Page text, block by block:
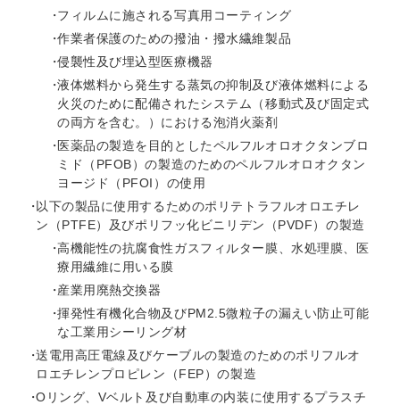
フィルムに施される写真用コーティング
作業者保護のための撥油・撥水繊維製品
侵襲性及び埋込型医療機器
液体燃料から発生する蒸気の抑制及び液体燃料による
火災のために配備されたシステム（移動式及び固定式
の両方を含む。）における泡消火薬剤
医薬品の製造を目的としたペルフルオロオクタンブロ
ミド（PFOB）の製造のためのペルフルオロオクタン
ヨージド（PFOI）の使用
以下の製品に使用するためのポリテトラフルオロエチレ
ン（PTFE）及びポリフッ化ビニリデン（PVDF）の製造
高機能性の抗腐食性ガスフィルター膜、水処理膜、医
療用繊維に用いる膜
産業用廃熱交換器
揮発性有機化合物及びPM2.5微粒子の漏えい防止可能
な工業用シーリング材
送電用高圧電線及びケーブルの製造のためのポリフルオ
ロエチレンプロピレン（FEP）の製造
Oリング、Vベルト及び自動車の内装に使用するプラスチ